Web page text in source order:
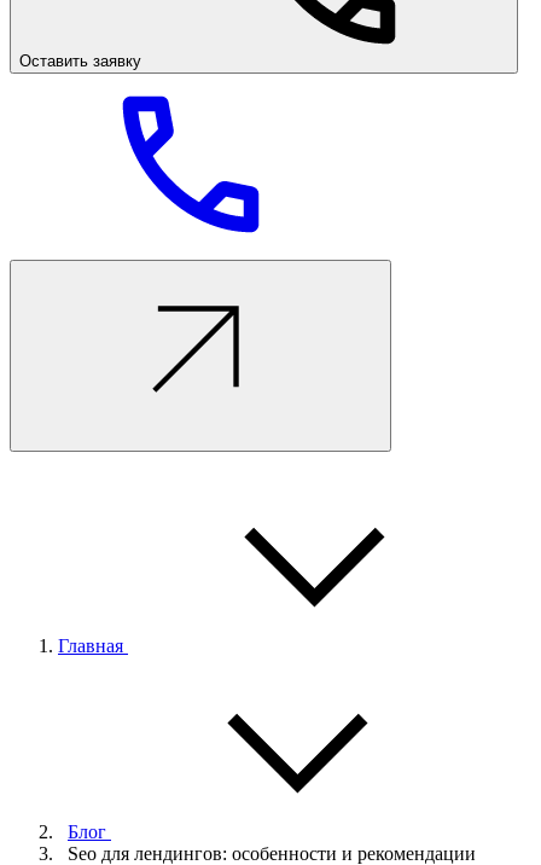
Оставить заявку
Главная
Блог
Seo для лендингов: особенности и рекомендации